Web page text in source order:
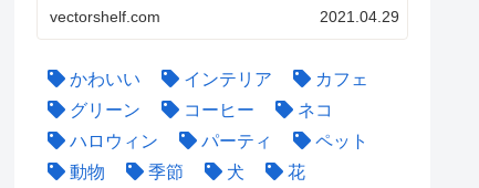
vectorshelf.com 2021.04.29
かわいい インテリア
カフェ
グリーン
コーヒー
ネコ
ハロウィン
パーティ
ペット
動物
季節 犬
花